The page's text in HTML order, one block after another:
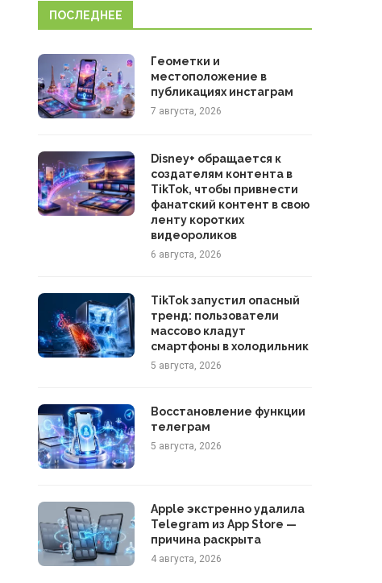
ПОСЛЕДНЕЕ
Геометки и
местоположение в
публикациях инстаграм
7 августа, 2026
Disney+ обращается к
создателям контента в
TikTok, чтобы привнести
фанатский контент в свою
ленту коротких
видеороликов
6 августа, 2026
TikTok запустил опасный
тренд: пользователи
массово кладут
смартфоны в холодильник
5 августа, 2026
Восстановление функции
телеграм
5 августа, 2026
Apple экстренно удалила
Telegram из App Store —
причина раскрыта
4 августа, 2026